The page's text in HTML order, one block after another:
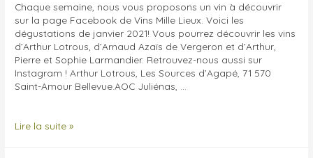
Chaque semaine, nous vous proposons un vin à découvrir
sur la page Facebook de Vins Mille Lieux. Voici les
dégustations de janvier 2021! Vous pourrez découvrir les vins
d’Arthur Lotrous, d’Arnaud Azaïs de Vergeron et d’Arthur,
Pierre et Sophie Larmandier. Retrouvez-nous aussi sur
Instagram ! Arthur Lotrous, Les Sources d’Agapé, 71 570
Saint-Amour Bellevue.AOC Juliénas, …
Les
Lire la suite »